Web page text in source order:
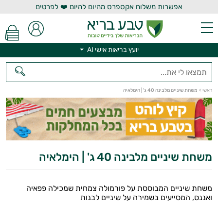
אפשרות משלוח אקספרס מהיום להיום ❤️ לפרטים
יועץ בריאות אישי AI
ראשי > משחת שיניים מלבינה 40 ג' | הימלאיה
משחת שיניים מלבינה 40 ג' | הימלאיה
משחת שיניים המבוססת על פורמולה צמחית שמכילה פפאיה
ואננס, המסייעים בשמירה על שיניים לבנות
יועץ בריאות אישי AI